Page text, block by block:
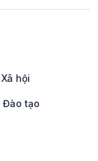
hội
Đào tạo